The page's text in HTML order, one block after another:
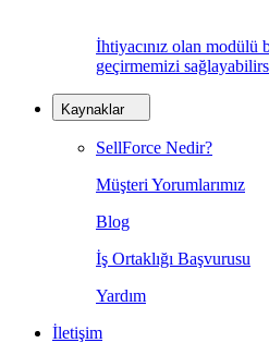
İhtiyacınız olan modülü
geçirmemizi
Kaynaklar
SellForce Nedir?
Müşteri Yorumlarımız
Blog
İş Ortaklığı Başvurusu
Yardım
İletişim